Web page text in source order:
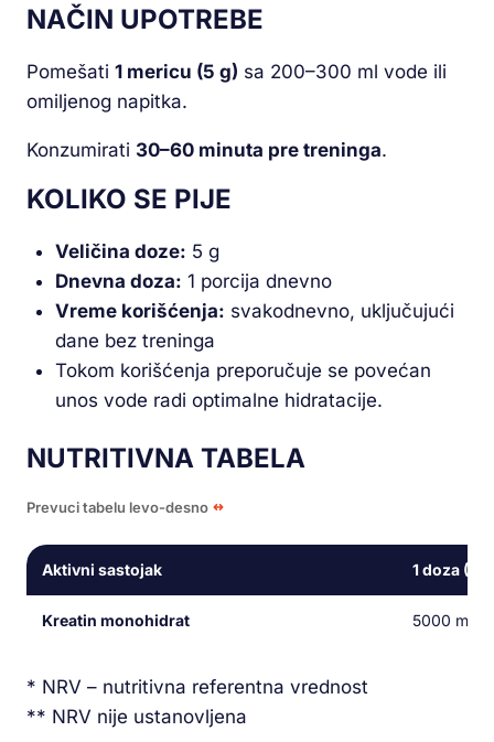
NAČIN UPOTREBE
Pomešati 1 mericu (5 g) sa 200–300 ml vode ili
omiljenog napitka.
Konzumirati 30–60 minuta pre treninga.
KOLIKO SE PIJE
Veličina doze: 5 g
Dnevna doza: 1 porcija dnevno
Vreme korišćenja: svakodnevno, uključujući
dane bez treninga
Tokom korišćenja preporučuje se povećan
unos vode radi optimalne hidratacije.
NUTRITIVNA TABELA
Prevuci tabelu levo-desno
Aktivni sastojak 1 doza (5
Kreatin monohidrat 5000 mg
* NRV – nutritivna referentna vrednost
** NRV nije ustanovljena